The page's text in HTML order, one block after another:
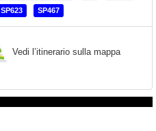
SP623 SP467
Vedi l’itinerario sulla mappa